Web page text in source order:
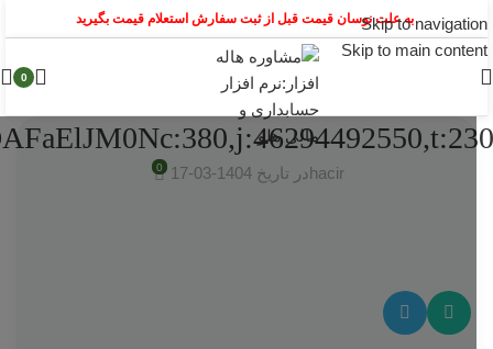
Skip to navigation
Skip to main content
به علت نوسان قیمت قبل از ثبت سفارش استعلام قیمت بگیرید
0
hacirدر تاریخ 1404-03-17 0